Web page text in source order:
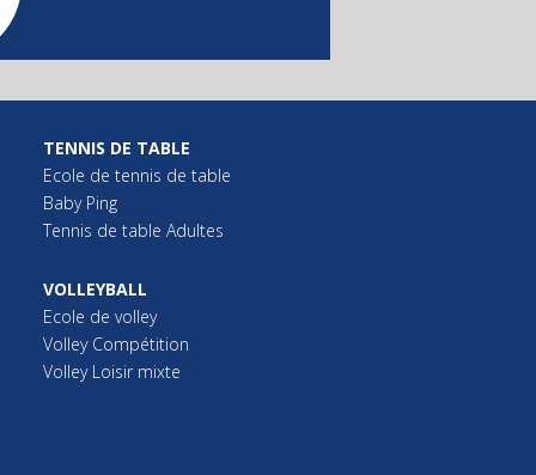
TENNIS DE TABLE
Ecole de tennis de table
Baby Ping
Tennis de table Adultes
VOLLEYBALL
Ecole de volley
Volley Compétition
Volley Loisir mixte